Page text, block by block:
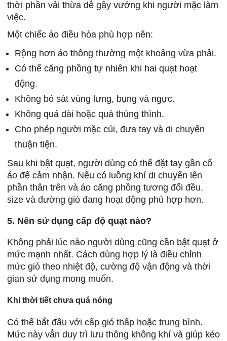
thời phần vải thừa dễ gây vướng khi người mặc làm
việc.
Một chiếc áo điều hòa phù hợp nên:
Rộng hơn áo thông thường một khoảng vừa phải.
Có thể căng phồng tự nhiên khi hai quạt hoạt
động.
Không bó sát vùng lưng, bụng và ngực.
Không quá dài hoặc quá thùng thình.
Cho phép người mặc cúi, đưa tay và di chuyển
thuận tiện.
Sau khi bật quạt, người dùng có thể đặt tay gần cổ
áo để cảm nhận. Nếu có luồng khí di chuyển lên
phần thân trên và áo căng phồng tương đối đều,
size và đường gió đang hoạt động phù hợp hơn.
5. Nên sử dụng cấp độ quạt nào?
Không phải lúc nào người dùng cũng cần bật quạt ở
mức mạnh nhất. Cách dùng hợp lý là điều chỉnh
mức gió theo nhiệt độ, cường độ vận động và thời
gian sử dụng mong muốn.
Khi thời tiết chưa quá nóng
Có thể bắt đầu với cấp gió thấp hoặc trung bình.
Mức này vẫn duy trì lưu thông không khí và giúp kéo